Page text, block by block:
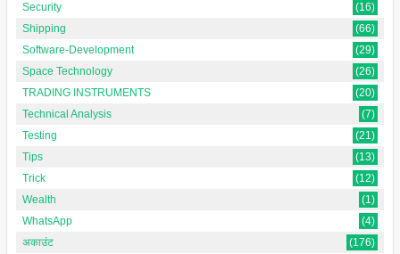
Security
(16)
Shipping
(66)
Software-Development
(29)
Space Technology
(26)
TRADING INSTRUMENTS
(20)
Technical Analysis
(7)
Testing
(21)
Tips
(13)
Trick
(12)
Wealth
(1)
WhatsApp
(4)
अकाउंट
(176)